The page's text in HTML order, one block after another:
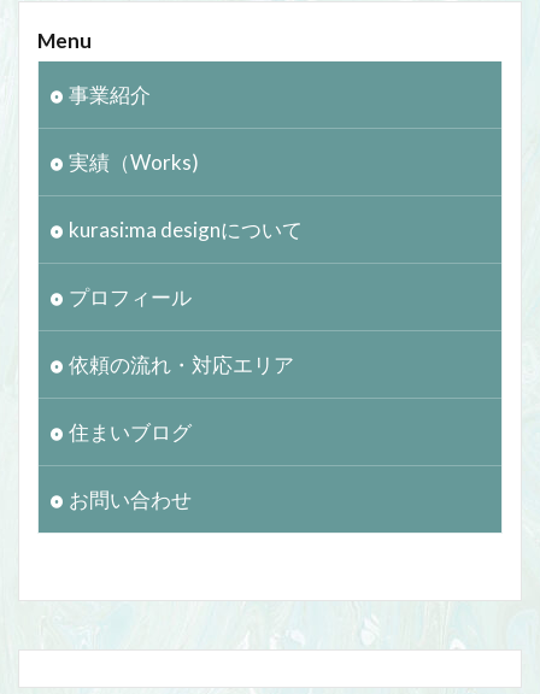
Menu
事業紹介
実績（Works)
kurasi:ma designについて
プロフィール
依頼の流れ・対応エリア
住まいブログ
お問い合わせ